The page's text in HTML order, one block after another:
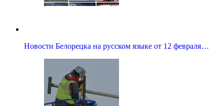
Новости Белорецка на русском языке от 12 февраля…